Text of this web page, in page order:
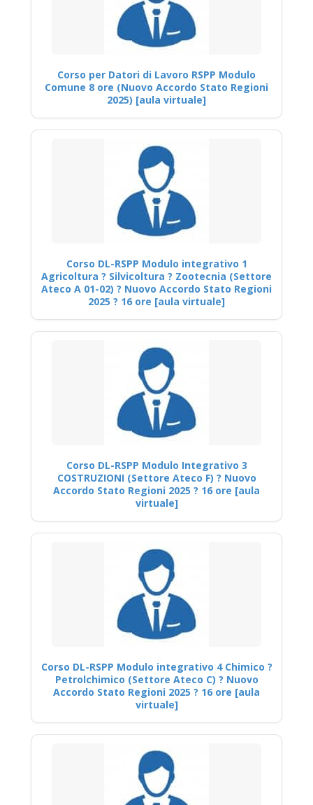
Corso per Datori di Lavoro RSPP Modulo
Comune 8 ore (Nuovo Accordo Stato Regioni
2025) [aula virtuale]
Corso DL-RSPP Modulo integrativo 1
Agricoltura ? Silvicoltura ? Zootecnia (Settore
Ateco A 01-02) ? Nuovo Accordo Stato Regioni
2025 ? 16 ore [aula virtuale]
Corso DL-RSPP Modulo Integrativo 3
COSTRUZIONI (Settore Ateco F) ? Nuovo
Accordo Stato Regioni 2025 ? 16 ore [aula
virtuale]
Corso DL-RSPP Modulo integrativo 4 Chimico ?
Petrolchimico (Settore Ateco C) ? Nuovo
Accordo Stato Regioni 2025 ? 16 ore [aula
virtuale]